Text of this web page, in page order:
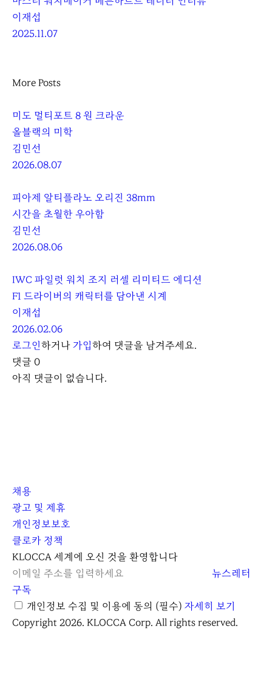
이재섭
2025.11.07
More Posts
미도 멀티포트 8 원 크라운
올블랙의 미학
김민선
2026.08.07
피아제 알티플라노 오리진 38mm
시간을 초월한 우아함
김민선
2026.08.06
IWC 파일럿 워치 조지 러셀 리미티드 에디션
F1 드라이버의 캐릭터를 담아낸 시계
이재섭
2026.02.06
로그인하거나가입하여 댓글을 남겨주세요.
댓글 0
아직 댓글이 없습니다.
채용
광고 및 제휴
개인정보보호
클로카 정책
I
n
s
t
a
Y
o
u
t
u
K
L
O
C
C
KLOCCA 세계에 오신 것을 환영합니다
뉴스레터
구독
개인정보 수집 및 이용에 동의 (필수) 자세히 보기
Copyright 2026. KLOCCA Corp. All rights reserved.